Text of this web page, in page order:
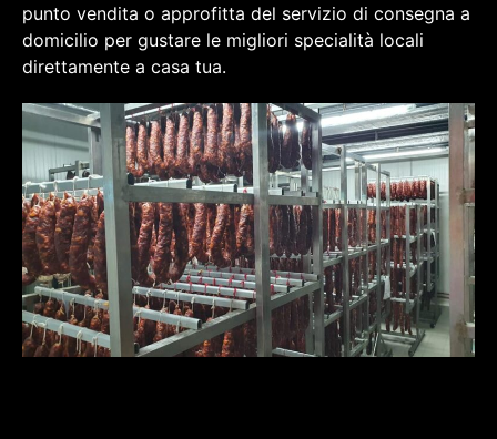
punto vendita o approfitta del servizio di consegna a
domicilio per gustare le migliori specialità locali
direttamente a casa tua.